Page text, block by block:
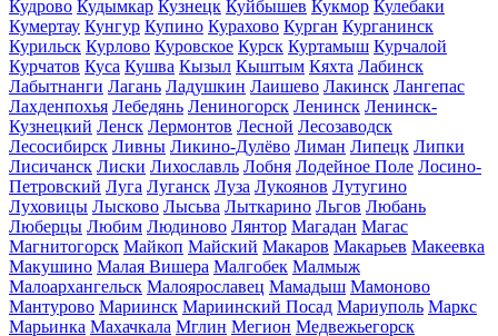
Кудрово Кудымкар Кузнецк Куйбышев Кукмор Кулебаки
Кумертау Кунгур Купино Курахово Курган Курганинск
Курильск Курлово Куровское Курск Куртамыш Курчалой
Курчатов Куса Кушва Кызыл Кыштым Кяхта Лабинск
Лабытнанги Лагань Ладушкин Лаишево Лакинск Лангепас
Лахденпохья Лебедянь Лениногорск Ленинск Ленинск-
Кузнецкий Ленск Лермонтов Лесной Лесозаводск
Лесосибирск Ливны Ликино-Дулёво Лиман Липецк Липки
Лисичанск Лиски Лихославль Лобня Лодейное Поле Лосино-
Петровский Луга Луганск Луза Лукоянов Лутугино
Луховицы Лысково Лысьва Лыткарино Льгов Любань
Люберцы Любим Людиново Лянтор Магадан Магас
Магнитогорск Майкоп Майский Макаров Макарьев Макеевка
Макушино Малая Вишера Малгобек Малмыж
Малоархангельск Малоярославец Мамадыш Мамоново
Мантурово Мариинск Мариинский Посад Мариуполь Маркс
Марьинка Махачкала Мглин Мегион Медвежьегорск